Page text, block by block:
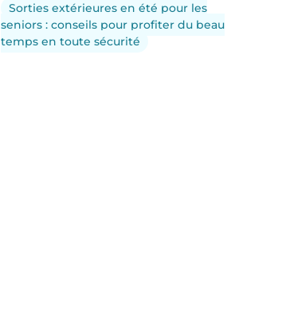
Sorties extérieures en été pour les
seniors : conseils pour profiter du beau
temps en toute sécurité